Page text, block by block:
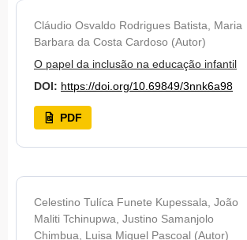
Cláudio Osvaldo Rodrigues Batista, Maria
Barbara da Costa Cardoso (Autor)
O papel da inclusão na educação infantil
DOI: https://doi.org/10.69849/3nnk6a98
PDF
Celestino Tulíca Funete Kupessala, João
Maliti Tchinupwa, Justino Samanjolo
Chimbua, Luisa Miguel Pascoal (Autor)